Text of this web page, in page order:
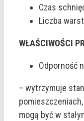
Czas
Liczba
WŁAŚCIWOŚCI
Odporność
– wytrzymuje
mogą być w